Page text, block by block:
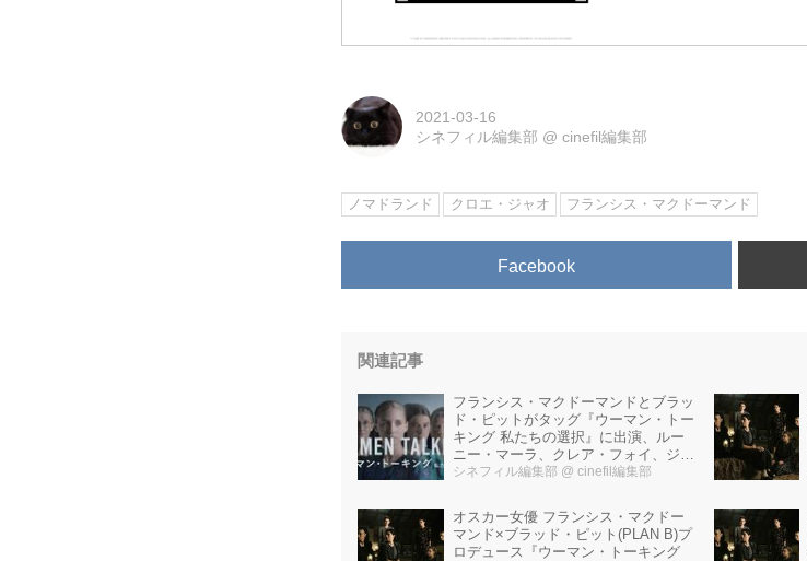
2021-03-16
シネフィル編集部 @cinefil編集部
ノマドランド クロエ・ジャオ フランシス・マクドーマンド
Facebook
関連記事
フランシス・マクドーマンドとブラッ
ド・ピットがタッグ『ウーマン・トー
キング 私たちの選択』に出演、ルー
ニー・マーラ、クレア・フォイ、ジェ
シー・バックリー特別インタビュー公
シネフィル編集部 @ cinefil編集部
オスカー女優 フランシス・マクドー
マンド×ブラッド・ピット(PLAN B)プ
ロデュース『ウーマン・トーキング